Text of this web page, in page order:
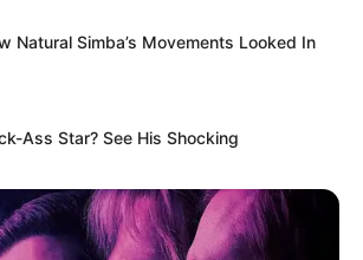
Natural Simba’s Movements Looked In
Ass Star? See His Shocking